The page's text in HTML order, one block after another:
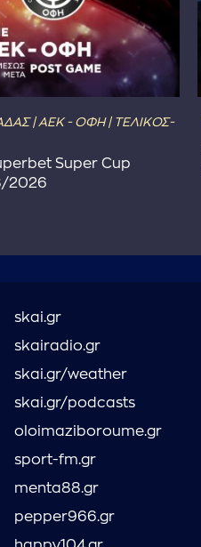
| ΑΕΚ - ΟΦΗ | ΤΕΛΙΚΟΣ-
Super Cup
2026
skai.gr
skairadio.gr
skai.gr/weather
skai.gr/podcasts
oloimaziboroume.gr
sport-fm.gr
menta88.gr
pepper966.gr